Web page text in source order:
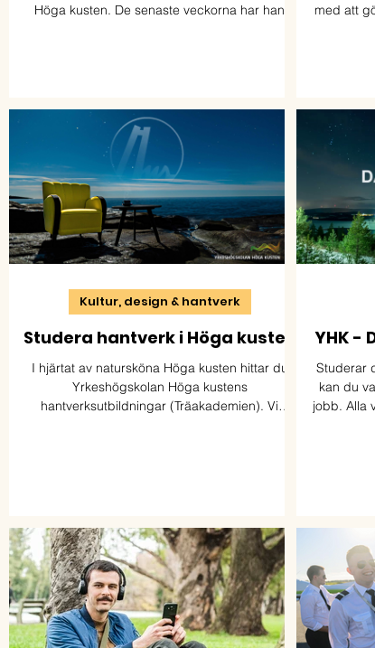
Höga kusten. De senaste veckorna har han
med att
Studera hantverk i Höga kusten
I hjärtat av natursköna Höga kusten hittar du
Yrkeshögskolan Höga kustens
hantverksutbildningar (Träakademien). Vi
Kultur, design & hantverk
YHK -
Studerar
kan du
jobb. Alla